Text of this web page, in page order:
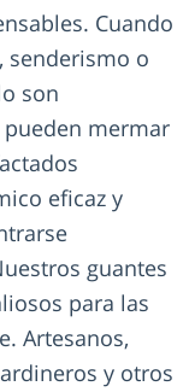
Cuando
senderismo o
son
mermar
eficaz y
guantes
para las
Artesanos,
y otros